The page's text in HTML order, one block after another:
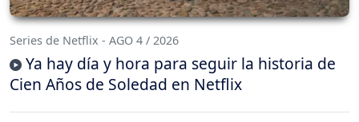
Series de Netflix - AGO 4 / 2026
Ya hay día y hora para seguir la historia de
Cien Años de Soledad en Netflix